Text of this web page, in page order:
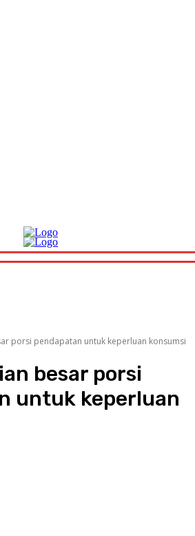
porsi pendapatan untuk keperluan konsumsi
besar porsi
untuk keperluan